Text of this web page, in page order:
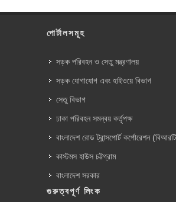
পোর্টালসমূহ
সড়ক পরিবহন ও সেতু মন্ত্রণালয়
সড়ক যোগাযোগ এবং হাইওয়ে বিভাগ
সেতু বিভাগ
ঢাকা পরিবহন সমন্বয় কর্তৃপক্ষ
বাংলাদেশ রোড ট্রান্সপোর্ট কর্পোরেশন
কাস্টমস হাউস চট্টগ্রাম
বাংলাদেশ সরকার
গুরুত্বপূর্ণ লিংক